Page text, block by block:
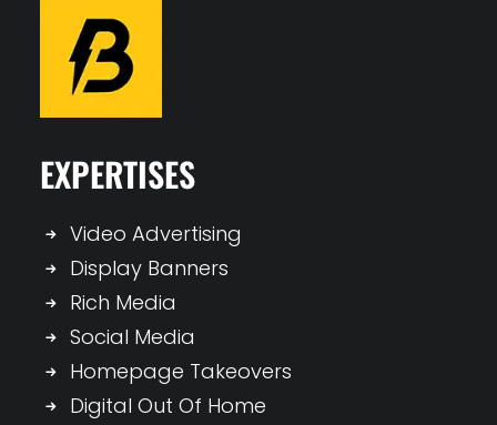
EXPERTISES
Video Advertising
Display Banners
Rich Media
Social Media
Homepage Takeovers
Digital Out Of Home